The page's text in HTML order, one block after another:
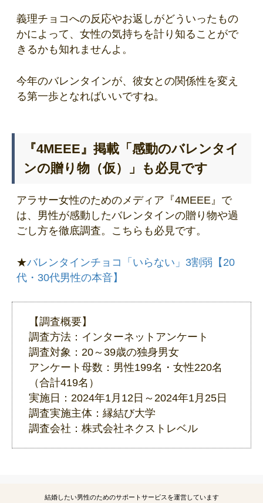
義理チョコへの反応やお返しがどういったもの
かによって、女性の気持ちを計り知ることがで
きるかも知れませんよ。
今年のバレンタインが、彼女との関係性を変え
る第一歩となればいいですね。
『4MEEE』掲載「感動のバレンタイ
ンの贈り物（仮）」も必見です
アラサー女性のためのメディア『4MEEE』で
は、男性が感動したバレンタインの贈り物や過
ごし方を徹底調査。こちらも必見です。
★バレンタインチョコ「いらない」3割弱【20
代・30代男性の本音】
【調査概要】
調査方法：インターネットアンケート
調査対象：20～39歳の独身男女
アンケート母数：男性199名・女性220名
（合計419名）
実施日：2024年1月12日～2024年1月25日
調査実施主体：縁結び大学
調査会社：株式会社ネクストレベル
結婚したい男性のためのサポートサービスを運営しています